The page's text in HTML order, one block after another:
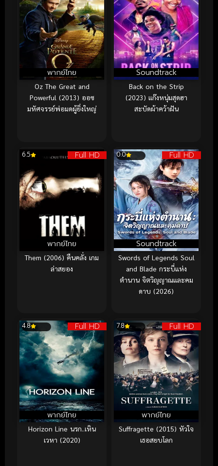
พากย์ไทย
Oz The Great and
Powerful (2013) ออซ
มหัศจรรย์พ่อมดผู้ยิ่งใหญ่
Soundtrack
Back on the Strip
(2023) แก๊งหนุ่มสุดฮา
สะบัดผ้าคว้าฝัน
Full HD
พากย์ไทย
6.5
Them (2006) คืนคลั่ง เกม
ล่าสยอง
Full HD
Soundtrack
0.0
Swords of Legends Soul
and Blade กระบี่แห่ง
ตำนาน จิตวิญญาณและคม
ดาบ (2026)
Full HD
พากย์ไทย
4.8
Horizon Line นรก..เหิน
เวหา (2020)
Full HD
พากย์ไทย
7.8
Suffragette (2015) หัวใจ
เธอสยบโลก